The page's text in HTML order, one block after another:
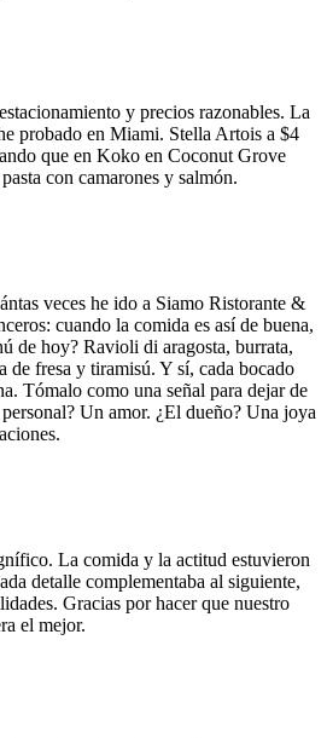
y precios razonables. La
probado en Miami. Stella Artois a $4
que en Koko en Coconut Grove
con camarones y salmón.
veces he ido a Siamo Ristorante &
cuando la comida es así de buena,
de hoy? Ravioli di aragosta, burrata,
de fresa y tiramisú. Y sí, cada bocado
Tómalo como una señal para dejar de
Un amor. ¿El dueño? Una joya
La comida y la actitud estuvieron
detalle complementaba al siguiente,
Gracias por hacer que nuestro
el mejor.